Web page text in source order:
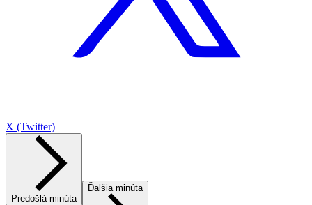
X (Twitter)
Predošlá minúta
Ďalšia minúta